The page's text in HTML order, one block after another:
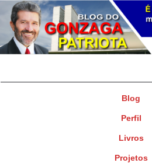
Blog
Perfil
Livros
Projetos